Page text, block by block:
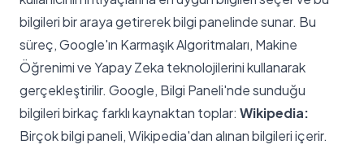
bilgileri bir araya getirerek bilgi panelinde sunar. Bu
süreç, Google'ın Karmaşık Algoritmaları, Makine
Öğrenimi ve Yapay Zeka teknolojilerini kullanarak
gerçekleştirilir. Google, Bilgi Paneli'nde sunduğu
bilgileri birkaç farklı kaynaktan toplar: Wikipedia:
Birçok bilgi paneli, Wikipedia'dan alınan bilgileri içerir.